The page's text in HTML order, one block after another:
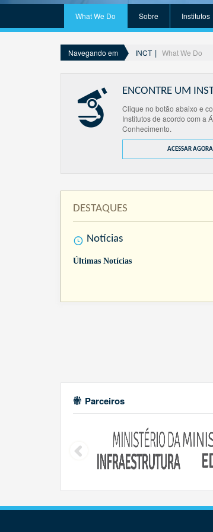
What We Do Sobre Institutos
Navegando em INCT What We Do
ENCONTRE UM
Clique no botão abaixo e
Institutos de acordo com a
Conhecimento.
ACESSAR AGORA
DESTAQUES
Notícias
Últimas Notícias
Parceiros